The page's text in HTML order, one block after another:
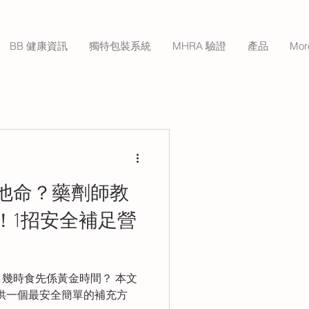
BB 健康資訊 獨特包裝系統 MHRA 驗證 產品
命？藥劑師教
1招安全補足營
食先係黃金時間？ 本文
一個最安全簡單的補充方